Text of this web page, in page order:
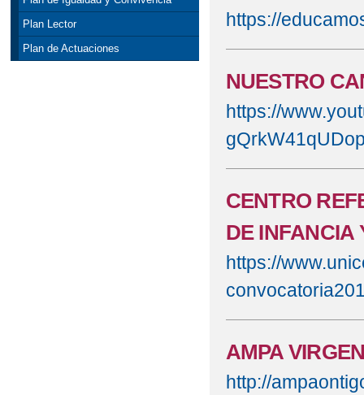
Plan Lector
Plan de Actuaciones
https://
NUESTRO
https://
CENTRO
DE INFANCIA
https://
AMPA
http://